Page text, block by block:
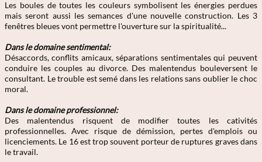
Les boules de toutes les couleurs symbolisent les énergies perdues
mais seront aussi les semances d'une nouvelle construction. Les 3
fenêtres bleues vont permettre l'ouverture sur la spiritualité...
Dans le domaine sentimental:
Désaccords, conflits amicaux, séparations sentimentales qui peuvent
conduire les couples au divorce. Des malentendus bouleversent le
consultant. Le trouble est semé dans les relations sans oublier le choc
moral.
Dans le domaine professionnel:
Des malentendus risquent de modifier toutes les cativités
professionnelles. Avec risque de démission, pertes d'emplois ou
licenciements. Le 16 est trop souvent porteur de ruptures graves dans
le travail.